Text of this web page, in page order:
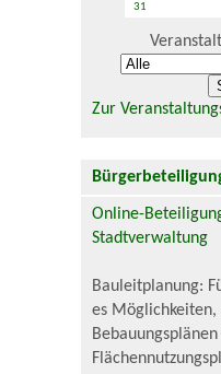
31
Zur
Online-
Stadtverwaltung
Bauleitplanung:
es Möglichkeiten,